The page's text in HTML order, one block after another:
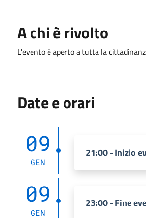
A chi è rivolto
L'evento è aperto a tutta la
Date e orari
09
GEN
21:00 - Inizio
09
GEN
23:00 - Fine